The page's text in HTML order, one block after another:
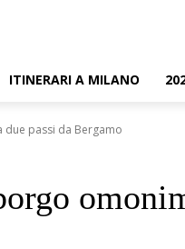
ITINERARI A MILANO
passi da Bergamo